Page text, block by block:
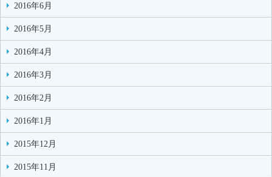
2016年6月
2016年5月
2016年4月
2016年3月
2016年2月
2016年1月
2015年12月
2015年11月